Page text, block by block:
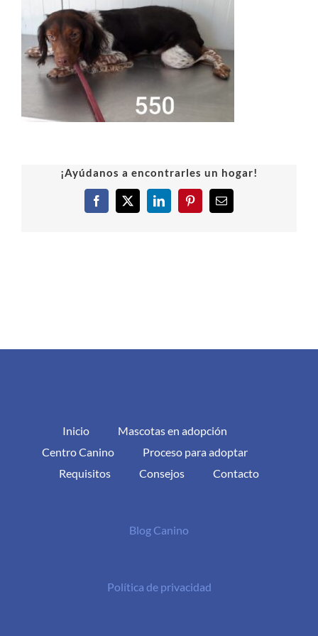
¡Ayúdanos a encontrarles un hogar!
Facebook
X LinkedInPinterestCorreo
Inicio
Mascotas en adopción
Centro Canino
Proceso para adoptar
Requisitos
Consejos Contacto
Blog Canino
Política de privacidad